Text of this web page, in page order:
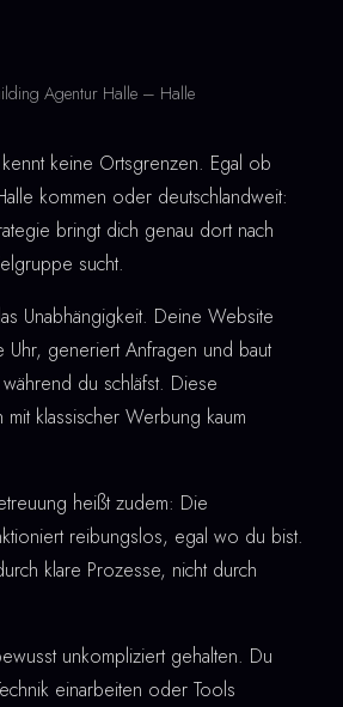
Agentur Halle – Halle
keine Ortsgrenzen. Egal ob
kommen oder deutschlandweit:
bringt dich genau dort nach
sucht.
Unabhängigkeit. Deine Website
Uhr, generiert Anfragen und baut
du schläfst. Diese
mit klassischer Werbung kaum
heißt zudem: Die
reibungslos, egal wo du bist.
klare Prozesse, nicht durch
unkompliziert gehalten. Du
einarbeiten oder Tools